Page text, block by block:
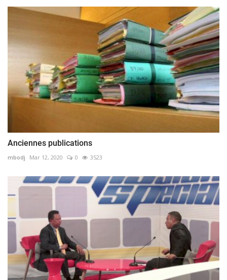
Anciennes publications
mbodj Mar 12, 2020 0 3523